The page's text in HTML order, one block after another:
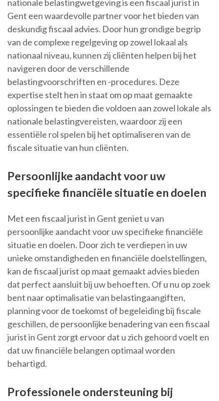
nationale belastingwetgeving is een fiscaal jurist in
Gent een waardevolle partner voor het bieden van
deskundig fiscaal advies. Door hun grondige begrip
van de complexe regelgeving op zowel lokaal als
nationaal niveau, kunnen zij cliënten helpen bij het
navigeren door de verschillende
belastingvoorschriften en -procedures. Deze
expertise stelt hen in staat om op maat gemaakte
oplossingen te bieden die voldoen aan zowel lokale als
nationale belastingvereisten, waardoor zij een
essentiële rol spelen bij het optimaliseren van de
fiscale situatie van hun cliënten.
Persoonlijke aandacht voor uw
specifieke financiële situatie en doelen
Met een fiscaal jurist in Gent geniet u van
persoonlijke aandacht voor uw specifieke financiële
situatie en doelen. Door zich te verdiepen in uw
unieke omstandigheden en financiële doelstellingen,
kan de fiscaal jurist op maat gemaakt advies bieden
dat perfect aansluit bij uw behoeften. Of u nu op zoek
bent naar optimalisatie van belastingaangiften,
planning voor de toekomst of begeleiding bij fiscale
geschillen, de persoonlijke benadering van een fiscaal
jurist in Gent zorgt ervoor dat u zich gehoord voelt en
dat uw financiële belangen optimaal worden
behartigd.
Professionele ondersteuning bij